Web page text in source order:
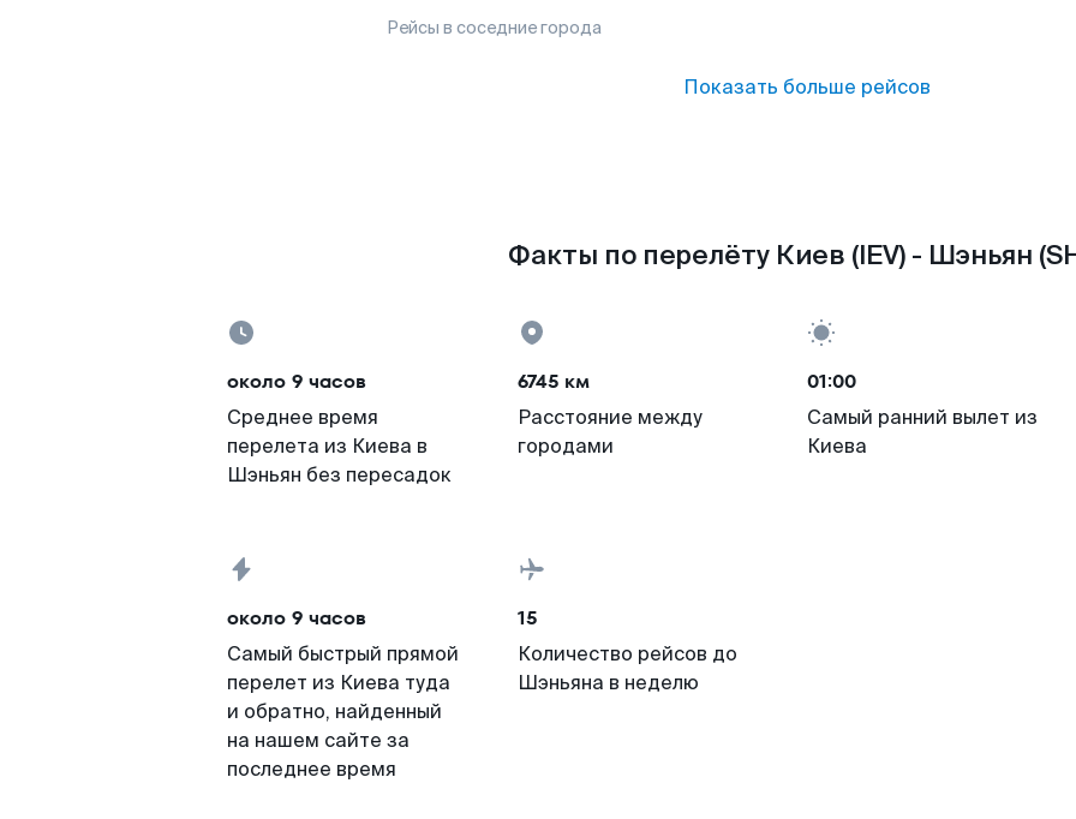
Рейсы в соседние города
Показать больше рейсов
Факты по перелёту Киев (IEV) - Шэньян
около 9 часов
Среднее время
перелета из Киева в
Шэньян без пересадок
6745 км
Расстояние между
городами
01:00
Самый ранний вылет из
Киева
около 9 часов
Самый быстрый прямой
перелет из Киева туда
и обратно, найденный
на нашем сайте за
последнее время
15
Количество рейсов до
Шэньяна в неделю